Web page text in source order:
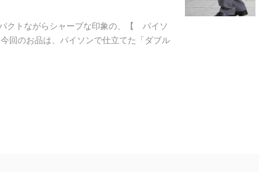
トながらシャープな印象の、【 パイソ
のお品は、パイソンで仕立てた「ダブル